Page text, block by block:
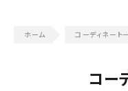
コーディネート
コー